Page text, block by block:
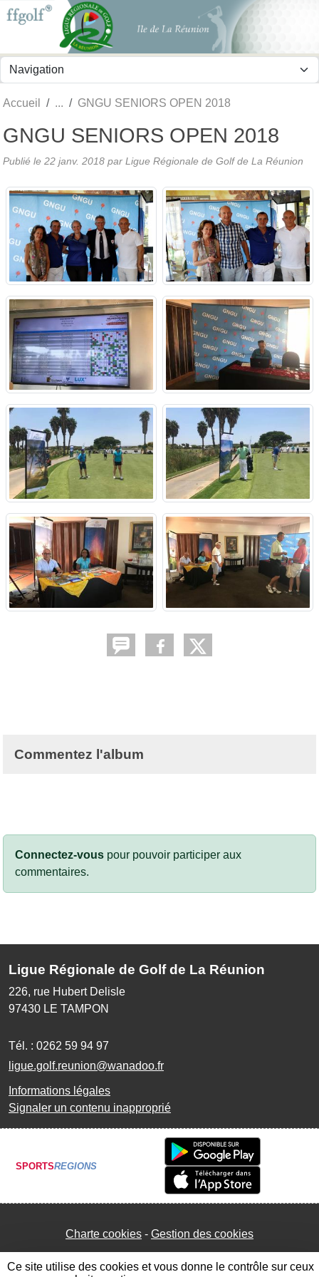
Accueil GNGU SENIORS OPEN 2018
GNGU SENIORS OPEN 2018
Publié le 22 janv. 2018 par Ligue Régionale de Golf de La Réunion
Commentez l'album
Connectez-vous pour pouvoir participer aux
commentaires.
Ligue Régionale de Golf de La Réunion
226, rue Hubert Delisle
97430 LE TAMPON
Tél. : 0262 59 94 97
ligue.golf.reunion@wanadoo.fr
Informations légales
Signaler un contenu inapproprié
SPORTSREGIONS
Charte cookies Gestion des cookies
Panneau de gestion des cookies
Ce site utilise des cookies et vous donne le contrôle sur ceux